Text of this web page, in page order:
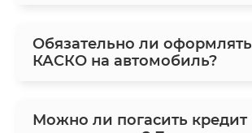
Обязательно ли оформлять
КАСКО на автомобиль?
Можно ли погасить кредит